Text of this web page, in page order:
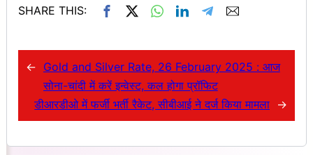
SHARE THIS:
← Gold and Silver Rate, 26 February 2025 : आज
सोना-चांदी में करें इन्वेस्ट, कल होगा प्रॉफिट
डीआरडीओ में फर्जी भर्ती रैकेट, सीबीआई ने दर्ज किया मामला →